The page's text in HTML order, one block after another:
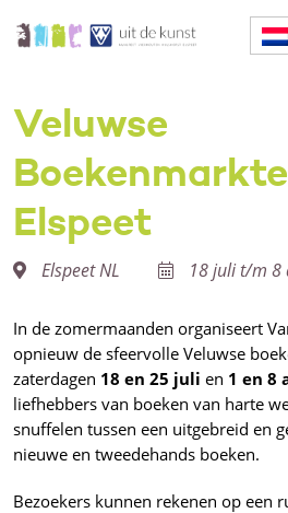
Veluwse
Elspeet
Elspeet NL 18 juli t/m 8
In de zomermaanden organiseert
opnieuw de sfeervolle Veluwse
zaterdagen 18 en 25 juli en 1 en 8
liefhebbers van boeken van harte
snuffelen tussen een uitgebreid en
nieuwe en tweedehands boeken.
Bezoekers kunnen rekenen op een